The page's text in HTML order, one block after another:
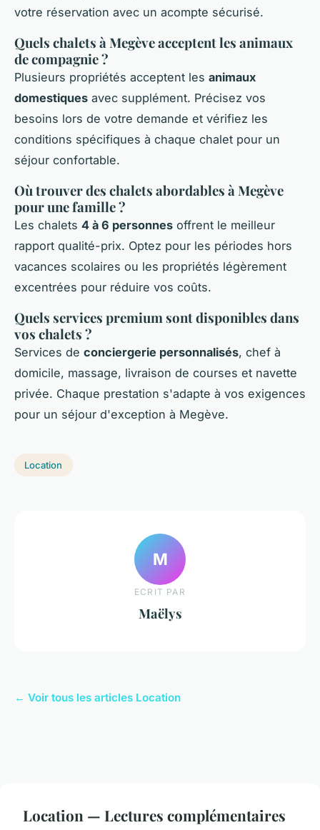
votre réservation avec un acompte sécurisé.
Quels chalets à Megève acceptent les animaux
de compagnie ?
Plusieurs propriétés acceptent les animaux
domestiques avec supplément. Précisez vos
besoins lors de votre demande et vérifiez les
conditions spécifiques à chaque chalet pour un
séjour confortable.
Où trouver des chalets abordables à Megève
pour une famille ?
Les chalets 4 à 6 personnes offrent le meilleur
rapport qualité-prix. Optez pour les périodes hors
vacances scolaires ou les propriétés légèrement
excentrées pour réduire vos coûts.
Quels services premium sont disponibles dans
vos chalets ?
Services de conciergerie personnalisés, chef à
domicile, massage, livraison de courses et navette
privée. Chaque prestation s'adapte à vos exigences
pour un séjour d'exception à Megève.
Location
M
ECRIT PAR
Maëlys
← Voir tous les articles Location
Location — Lectures complémentaires